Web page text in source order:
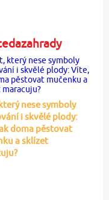
nese symboly
i skvělé plody:
doma pěstovat
a sklízet